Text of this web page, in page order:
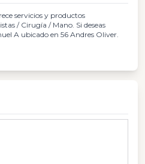
servicios y productos
/ Cirugía / Mano. Si deseas
A ubicado en 56 Andres Oliver.